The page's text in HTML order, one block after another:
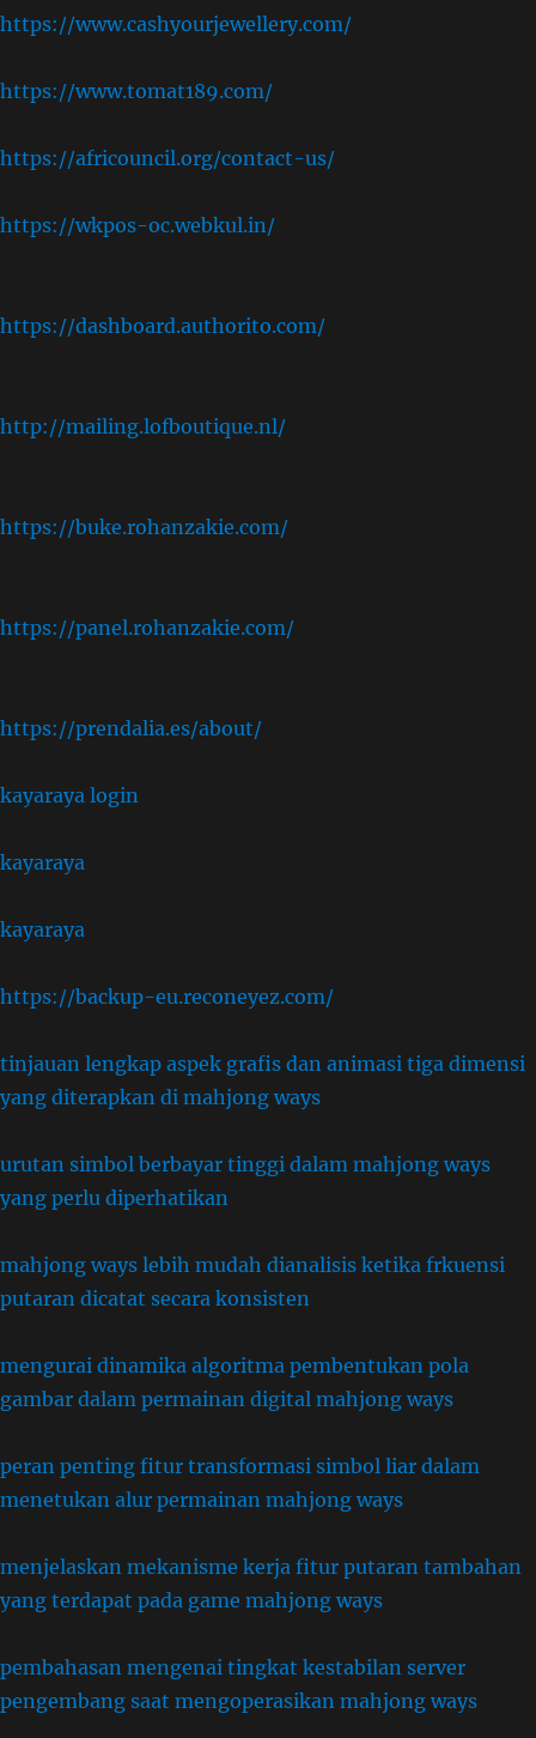
https://www.cashyourjewellery.com/
https://www.tomat189.com/
https://africouncil.org/contact-us/
https://wkpos-oc.webkul.in/
https://dashboard.authorito.com/
http://mailing.lofboutique.nl/
https://buke.rohanzakie.com/
https://panel.rohanzakie.com/
https://prendalia.es/about/
kayaraya login
kayaraya
kayaraya
https://backup-eu.reconeyez.com/
tinjauan lengkap aspek grafis dan animasi tiga dimensi
yang diterapkan di mahjong ways
urutan simbol berbayar tinggi dalam mahjong ways
yang perlu diperhatikan
mahjong ways lebih mudah dianalisis ketika frkuensi
putaran dicatat secara konsisten
mengurai dinamika algoritma pembentukan pola
gambar dalam permainan digital mahjong ways
peran penting fitur transformasi simbol liar dalam
menetukan alur permainan mahjong ways
menjelaskan mekanisme kerja fitur putaran tambahan
yang terdapat pada game mahjong ways
pembahasan mengenai tingkat kestabilan server
pengembang saat mengoperasikan mahjong ways